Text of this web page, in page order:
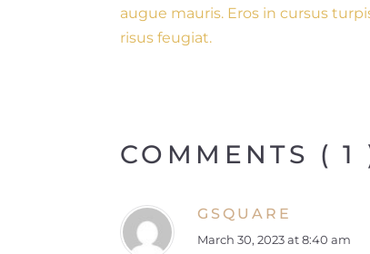
augue mauris. Eros in cursus
risus feugiat.
COMMENTS ( 1
GSQUARE
March 30, 2023 at 8:40 am